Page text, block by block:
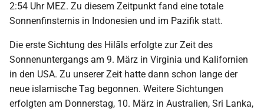
2:54 Uhr MEZ. Zu diesem Zeitpunkt fand eine totale
Sonnenfinsternis in Indonesien und im Pazifik statt.
Die erste Sichtung des Hilāls erfolgte zur Zeit des
Sonnenuntergangs am 9. März in Virginia und Kalifornien
in den USA. Zu unserer Zeit hatte dann schon lange der
neue islamische Tag begonnen. Weitere Sichtungen
erfolgten am Donnerstag, 10. März in Australien, Sri Lanka,